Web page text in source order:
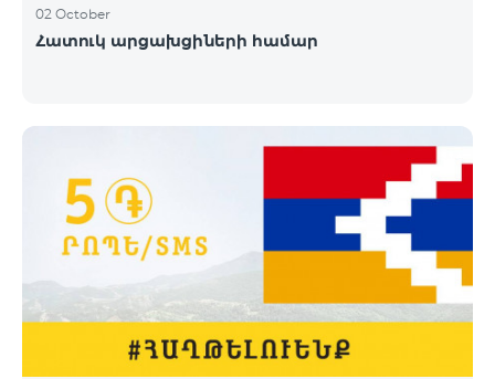
02 October
Հատուկ արցախցիների համար